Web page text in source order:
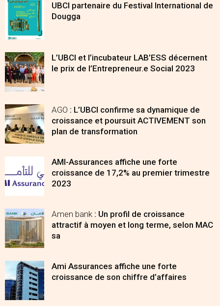
UBCI partenaire du Festival International de
Dougga
L’UBCI et l’incubateur LAB’ESS décernent
le prix de l’Entrepreneur.e Social 2023
­­­­­­­­­AGO : L’UBCI confirme sa dynamique de
croissance et poursuit ACTIVEMENT son
plan de transformation
AMI-Assurances affiche une forte
croissance de 17,2% au premier trimestre
2023
Amen bank : Un profil de croissance
attractif à moyen et long terme, selon MAC
sa
Ami Assurances affiche une forte
croissance de son chiffre d’affaires